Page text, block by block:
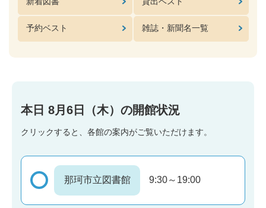
予約ベスト 雑誌・新聞名一覧
本日 8月6日（木） の開館状況
クリックすると、各館の案内がご覧いただけます。
那珂市立図書館 9:30～19:00